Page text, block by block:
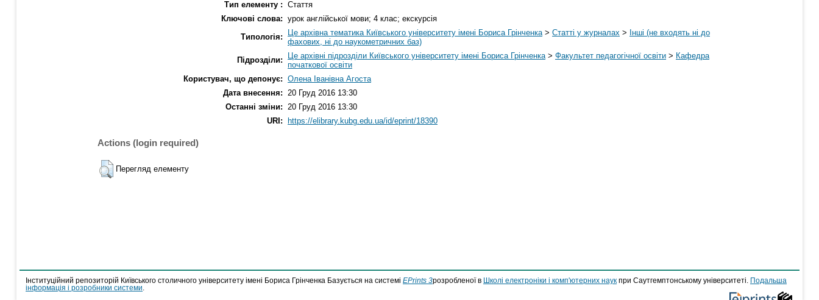
Тип елементу : Стаття
Ключові слова: урок англійської мови; 4 клас; екскурсія
Типологія:
Це архівна тематика Київського університету імені Бориса Грінченка > Статті у журналах > Інші (не входять ні до
фахових, ні до наукометричних баз)
Підрозділи:
Це архівні підрозділи Київського університету імені Бориса Грінченка > Факультет педагогічної освіти > Кафедра
початкової освіти
Користувач, що депонує: Олена Іванівна Агоста
Дата внесення:
20 Груд 2016 13:30
Останні зміни:
20 Груд 2016 13:30
URI:
https://elibrary.kubg.edu.ua/id/eprint/18390
Actions (login required)
Перегляд елементу
Інституційний репозиторій Київського столичного університету імені Бориса Грінченка Базується на системі EPrints 3розробленої в Школі електроніки і комп'ютерних наук при Саутгемптонському університеті.
Подальша
інформація і розробники системи